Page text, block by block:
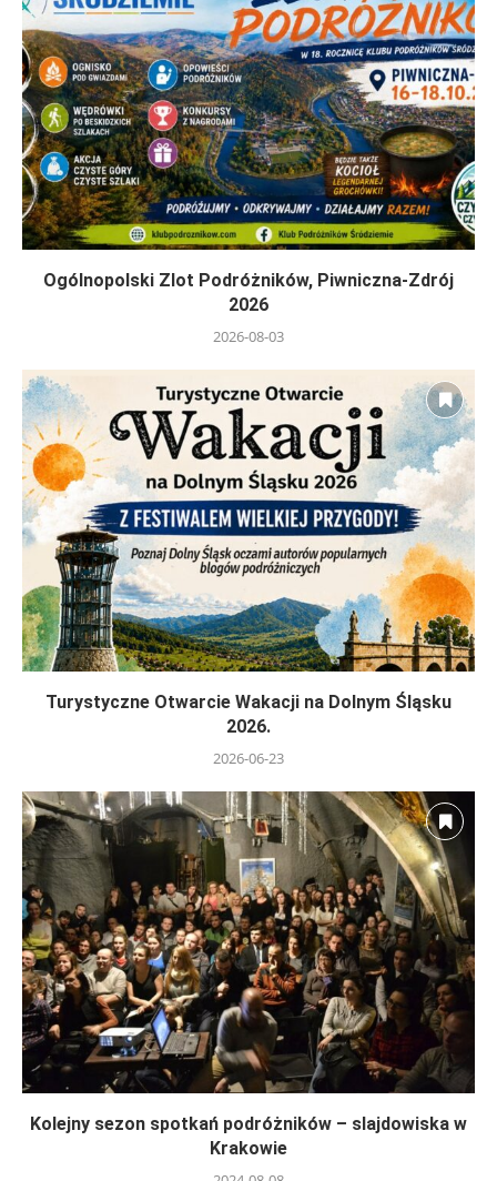
Ogólnopolski Zlot Podróżników, Piwniczna-Zdrój
2026
2026-08-03
Turystyczne Otwarcie Wakacji na Dolnym Śląsku
2026.
2026-06-23
Kolejny sezon spotkań podróżników – slajdowiska w
Krakowie